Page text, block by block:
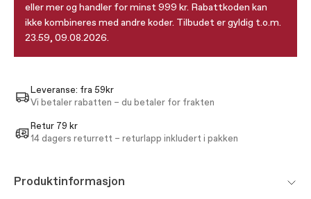
eller mer og handler for minst 999 kr. Rabattkoden kan
ikke kombineres med andre koder. Tilbudet er gyldig t.o.m.
23.59, 09.08.2026.
Leveranse: fra 59kr
Vi betaler rabatten – du betaler for frakten
Retur 79 kr
14 dagers returrett – returlapp inkludert i pakken
Produktinformasjon